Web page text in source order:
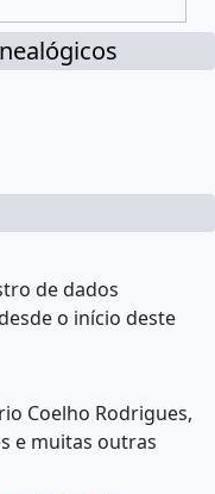
de dados
o início deste
Coelho Rodrigues,
e muitas outras